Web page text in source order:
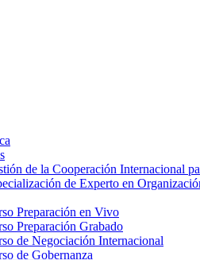
de la Cooperación Internacional
de Experto en
Preparación en Vivo
Preparación Grabado
de Negociación Internacional
de Gobernanza